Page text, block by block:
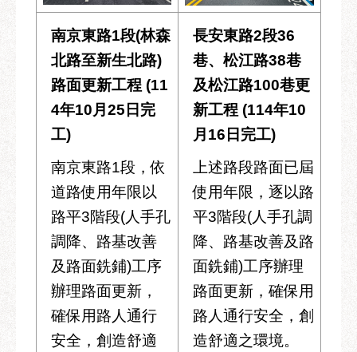
南京東路1段(林森
北路至新生北路)
路面更新工程 (11
4年10月25日完
工)
南京東路1段，依
道路使用年限以
路平3階段(人手孔
調降、路基改善
及路面銑鋪)工序
辦理路面更新，
確保用路人通行
安全，創造舒適
長安東路2段36
巷、松江路38巷
及松江路100巷更
新工程 (114年10
月16日完工)
上述路段路面已屆
使用年限，逐以路
平3階段(人手孔調
降、路基改善及路
面銑鋪)工序辦理
路面更新，確保用
路人通行安全，創
造舒適之環境。